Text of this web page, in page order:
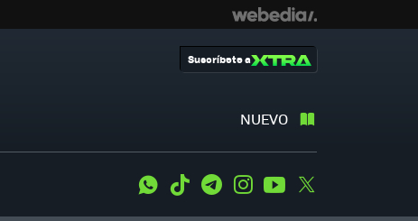
NUEVO
Suscríbete a
WhatsApp
Tiktok TelegramInstagramYoutube